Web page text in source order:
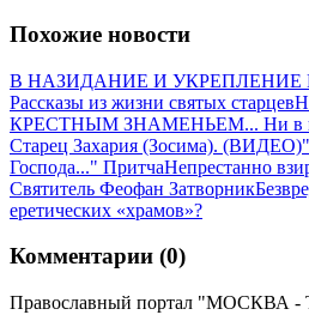
Похожие новости
В НАЗИДАНИЕ И УКРЕПЛЕНИЕ
Рассказы из жизни святых старцев
КРЕСТНЫМ ЗНАМЕНЬЕМ... Ни в
Старец Захария (Зосима). (ВИДЕО)
Господа..." ПритчаНепрестанно
Cвятитель Феофан Затворник
еретических «храмов»?
Комментарии (0)
Православный портал "МОСКВА